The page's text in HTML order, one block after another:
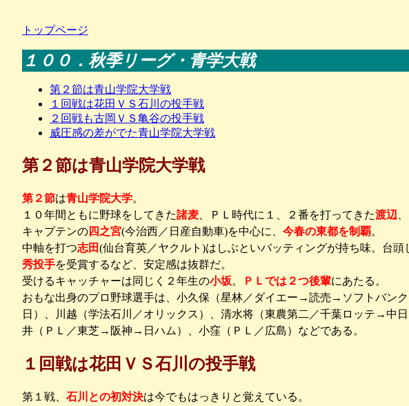
トップページ
１００．秋季リーグ・青学大戦
第２節は青山学院大学戦
１回戦は花田ＶＳ石川の投手戦
２回戦も古岡ＶＳ亀谷の投手戦
威圧感の差がでた青山学院大学戦
第２節は青山学院大学戦
第２節は青山学院大学。
１０年間ともに野球をしてきた諸麦 、ＰＬ時代に１、２番を打ってきた渡辺
キャプテンの四之宮(今治西／日産自動車)を中心に、 今春の東都を制覇。
中軸を打つ志田(仙台育英／ヤクルト)はしぶといバッティングが持ち味。台頭
秀投手を受賞するなど、安定感は抜群だ。
受けるキャッチャーは同じく２年生の小坂。 ＰＬでは２つ後輩にあたる。
おもな出身のプロ野球選手は、小久保（星林／ダイエー→読売→ソフトバ
日）、川越（学法石川／オリックス）、清水将（東農第二／千葉ロッテ→中
井（ＰＬ／東芝→阪神→日ハム）、小窪（ＰＬ／広島）などである。
１回戦は花田ＶＳ石川の投手戦
第１戦、 石川との初対決は今でもはっきりと覚えている。